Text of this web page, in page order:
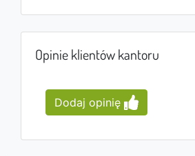
Opinie klientów kantoru
Dodaj opinię